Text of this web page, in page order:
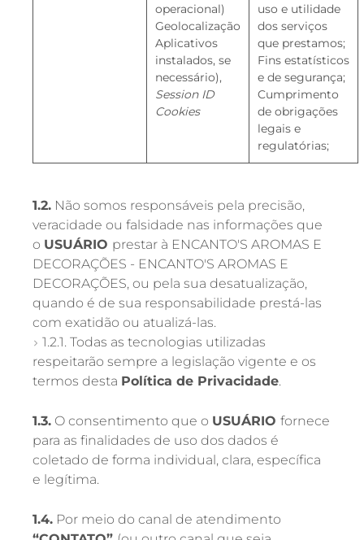
operacional)
Geolocalização
Aplicativos
instalados, se
necessário),
Session ID
Cookies
uso e utilidade
dos serviços
que prestamos;
Fins estatísticos
e de segurança;
Cumprimento
de obrigações
legais e
regulatórias;
1.2. Não somos responsáveis pela precisão,
veracidade ou falsidade nas informações que
o USUÁRIO prestar à ENCANTO'S AROMAS E
DECORAÇÕES - ENCANTO'S AROMAS E
DECORAÇÕES, ou pela sua desatualização,
quando é de sua responsabilidade prestá-las
com exatidão ou atualizá-las.
1.2.1. Todas as tecnologias utilizadas
respeitarão sempre a legislação vigente e os
termos desta Política de Privacidade.
1.3. O consentimento que o USUÁRIO fornece
para as finalidades de uso dos dados é
coletado de forma individual, clara, específica
e legítima.
1.4. Por meio do canal de atendimento